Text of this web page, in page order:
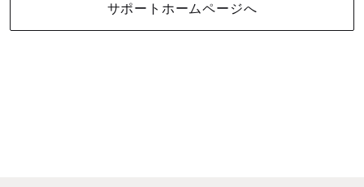
サポートホームページへ